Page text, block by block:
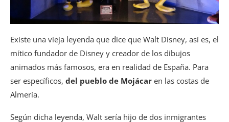
Existe una vieja leyenda que dice que Walt Disney, así es, el
mítico fundador de Disney y creador de los dibujos
animados más famosos, era en realidad de España. Para
ser específicos, del pueblo de Mojácar en las costas de
Almería.
Según dicha leyenda, Walt sería hijo de dos inmigrantes